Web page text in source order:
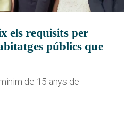
els requisits per
públics que
de 15 anys de